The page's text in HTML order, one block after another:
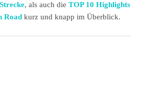
, als auch die TOP 10 Highlights
Road kurz und knapp im Überblick.